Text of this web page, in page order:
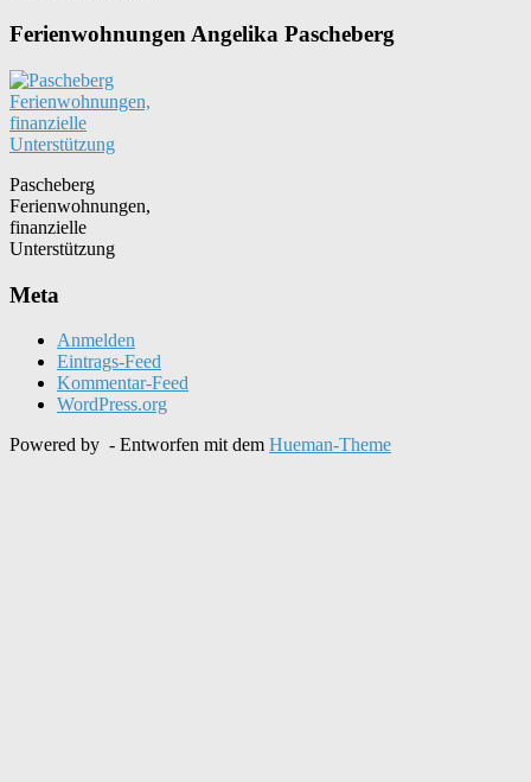
Ferienwohnungen Angelika Pascheberg
Pascheberg
Ferienwohnungen,
finanzielle
Unterstützung
Meta
Anmelden
Eintrags-Feed
Kommentar-Feed
WordPress.org
Powered by - Entworfen mit dem Hueman-Theme